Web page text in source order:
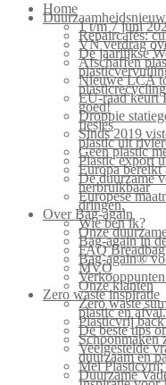
Home
1 t/m 7 juni
Repaircafés:
VN verdrag
De jaarlijkse
Afschaffen
Nieuwe LCA
EU-raad keurt
goed!
Droppie
flesjes
Sinds 2019
plastic uit
Geen plastic
Plastic export
Europa
De duurzame
herbruikbaar
Europese
dringen.
Over Bag-again
Wie ben ik?
Onze
Bag-again in
FAQ
Bag-again®
MVO
Onze klanten
Zero waste inspiratie
Zero waste
plastic en afval.
Plasticvrij
De beste tips
Schoonmaken
Veelgestelde
duurzaam en
Mei Plasticvrij:
Duurzame